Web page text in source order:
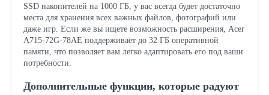
SSD накопителей на 1000 ГБ, у вас всегда будет достаточно
места для хранения всех важных файлов, фотографий или
даже игр. Если же вы ищете возможность расширения, Acer
A715-72G-78AE поддерживает до 32 ГБ оперативной
памяти, что позволяет вам легко адаптировать его под ваши
потребности.
Дополнительные функции, которые радуют